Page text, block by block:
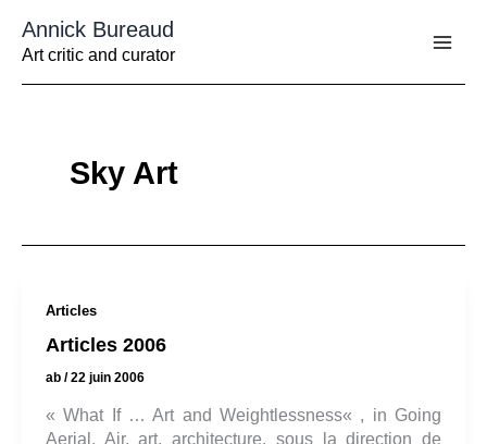
contenu
Annick Bureaud
Art critic and curator
Sky Art
Articles
Articles 2006
ab /22 juin 2006
« What If … Art and Weightlessness« , in Going
Aerial. Air, art, architecture, sous la direction de